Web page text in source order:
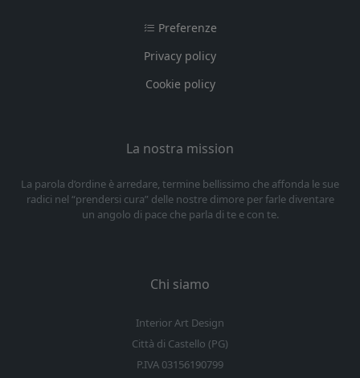
Preferenze
Privacy policy
Cookie policy
La nostra mission
La parola d’ordine è arredare, termine bellissimo che affonda le sue
radici nel “prendersi cura” delle nostre dimore per farle diventare
un angolo di pace che parla di te e con te.
Chi siamo
Interior Art Design
Città di Castello (PG)
P.IVA 03156190799